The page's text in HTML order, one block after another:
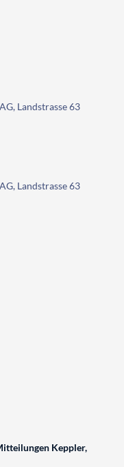
Landstrasse 63
Landstrasse 63
Keppler,